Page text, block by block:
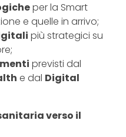
per la Smart
e quelle in arrivo;
più strategici su
previsti dal
e dal Digital
verso il